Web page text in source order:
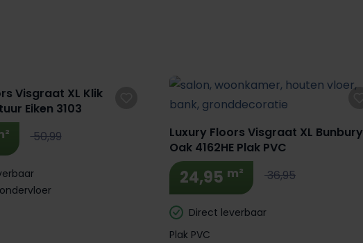
Visgraat XL Klik
Eiken 3103
50,99
Luxury Floors Visgraat XL Bunbury
Oak 4162HE Plak PVC
24,95 m² 36,95
Direct leverbaar
Plak PVC